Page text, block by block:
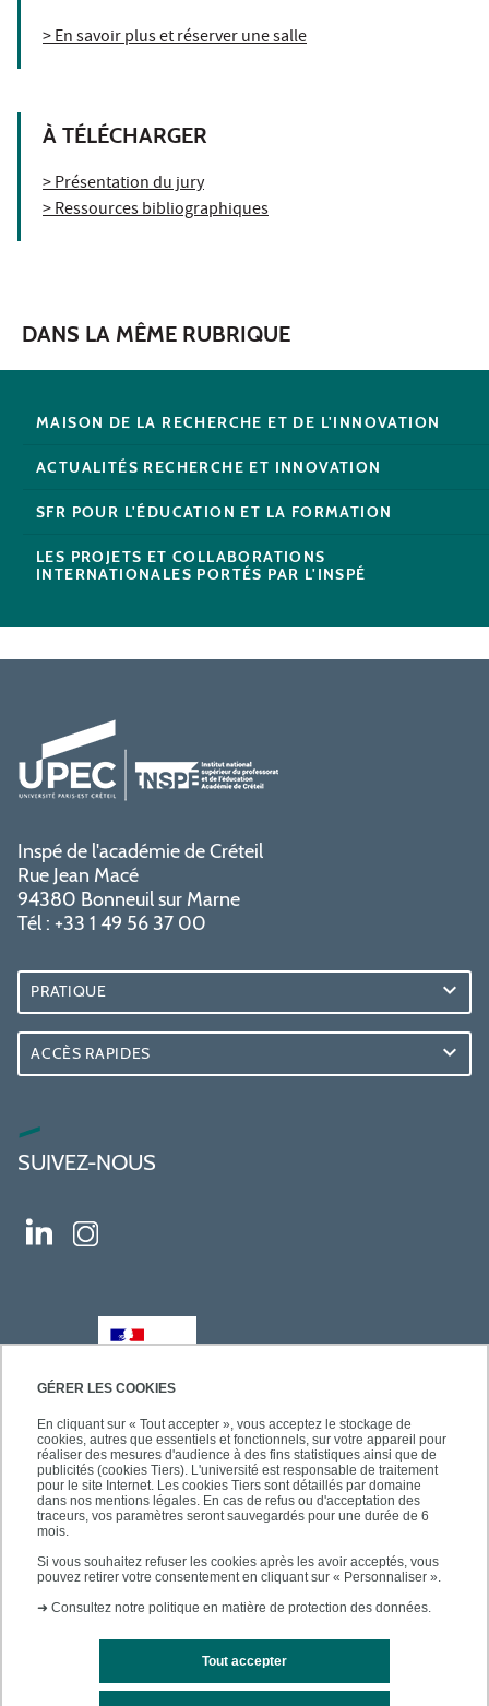
GÉRER LES COOKIES
En cliquant sur « Tout accepter », vous acceptez le stockage de
cookies, autres que essentiels et fonctionnels, sur votre appareil pour
réaliser des mesures d'audience à des fins statistiques ainsi que de
publicités (cookies Tiers). L'université est responsable de traitement
pour le site Internet. Les cookies Tiers sont détaillés par domaine
dans nos mentions légales. En cas de refus ou d'acceptation des
traceurs, vos paramètres seront sauvegardés pour une durée de 6
mois.
Si vous souhaitez refuser les cookies après les avoir acceptés, vous
pouvez retirer votre consentement en cliquant sur « Personnaliser ».
➜ Consultez notre politique en matière de protection des données.
Tout accepter
> En savoir plus et réserver une salle
À TÉLÉCHARGER
> Présentation du jury
> Ressources bibliographiques
DANS LA MÊME RUBRIQUE
MAISON DE LA RECHERCHE ET DE L'INNOVATION
ACTUALITÉS RECHERCHE ET INNOVATION
SFR POUR L'ÉDUCATION ET LA FORMATION
LES PROJETS ET COLLABORATIONS
INTERNATIONALES PORTÉS PAR L'INSPÉ
Inspé de l'académie de Créteil
Rue Jean Macé
94380 Bonneuil sur Marne
Tél : +33 1 49 56 37 00
PRATIQUE
ACCÈS RAPIDES
SUIVEZ-NOUS